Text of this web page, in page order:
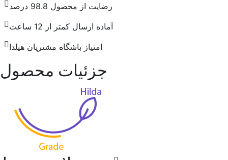
رضایت از محصول 98.8 درصد
آماده ارسال کمتر از 12 ساعت
امتیاز باشگاه مشتریان هیلدا
جزئیات محصول